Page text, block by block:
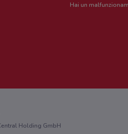
Hai un
Holding GmbH